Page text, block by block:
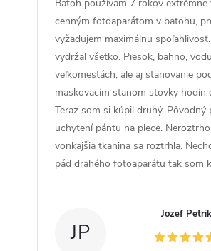
Batoh používam 7 rokov extrémne
cenným fotoaparátom v batohu,
vyžadujem maximálnu
vydržal všetko. Piesok, bahno,
veľkomestách, ale aj stanovanie
maskovacím stanom stovky hodín
Teraz som si kúpil druhý. Pôvodný
uchytení pántu na plece.
vonkajšia tkanina sa roztrhla.
pád drahého fotoaparátu tak som
JP
Jozef Petrik